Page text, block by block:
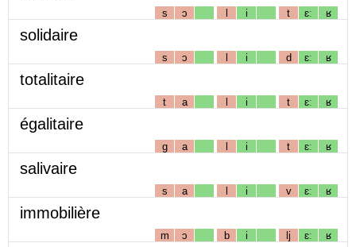
s ɔ l i t ɛː ʁ
solidaire
s ɔ l i d ɛː ʁ
totalitaire
t a l i t ɛː ʁ
égalitaire
g a l i t ɛː ʁ
salivaire
s a l i v ɛː ʁ
immobilière
m ɔ b i lj ɛː ʁ